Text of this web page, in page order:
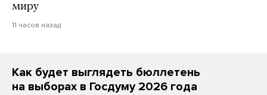
миру
11 часов назад
Как будет выглядеть бюллетень
на выборах в Госдуму 2026 года